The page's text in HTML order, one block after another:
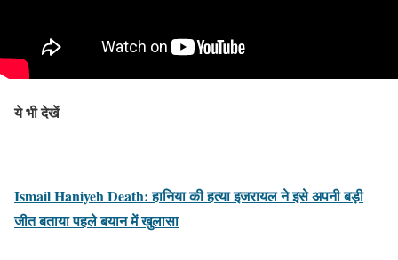
ये भी देखें
Ismail Haniyeh Death: हानिया की हत्या इजरायल ने इसे अपनी बड़ी
जीत बताया पहले बयान में खुलासा